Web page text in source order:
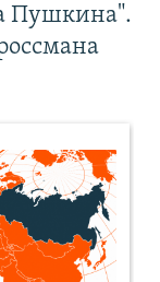
Пушкина".